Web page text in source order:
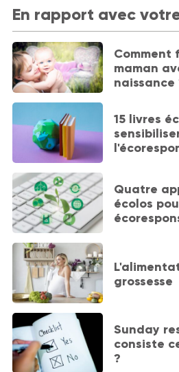
En rapport avec
Comment
maman
naissance
15 livres
Quatre
écolos
grossesse
Sunday
consiste
?